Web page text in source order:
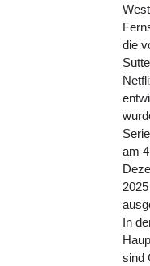
die
am
In
sind